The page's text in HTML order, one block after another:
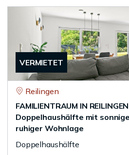
VERMIETET
Reilingen
FAMILIENTRAUM IN
Doppelhaushälfte mit
ruhiger Wohnlage
Doppelhaushälfte